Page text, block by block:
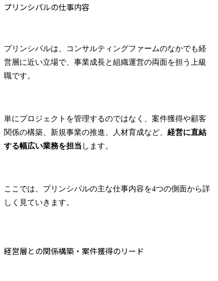
プリンシパルの仕事内容
プリンシパルは、コンサルティングファームのなかでも経
営層に近い立場で、事業成長と組織運営の両面を担う上級
職です。
単にプロジェクトを管理するのではなく、案件獲得や顧客
関係の構築、新規事業の推進、人材育成など、 経営に直結
する幅広い業務を担当 します。
ここでは、プリンシパルの主な仕事内容を4つの側面から詳
しく見ていきます。
経営層との関係構築・案件獲得のリード